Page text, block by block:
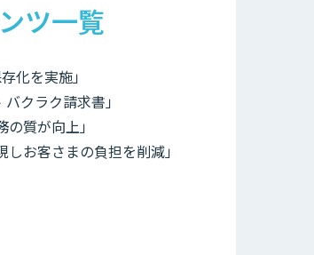
ツ一覧
化を実施」
クラク請求書」
質が向上」
お客さまの負担を削減」